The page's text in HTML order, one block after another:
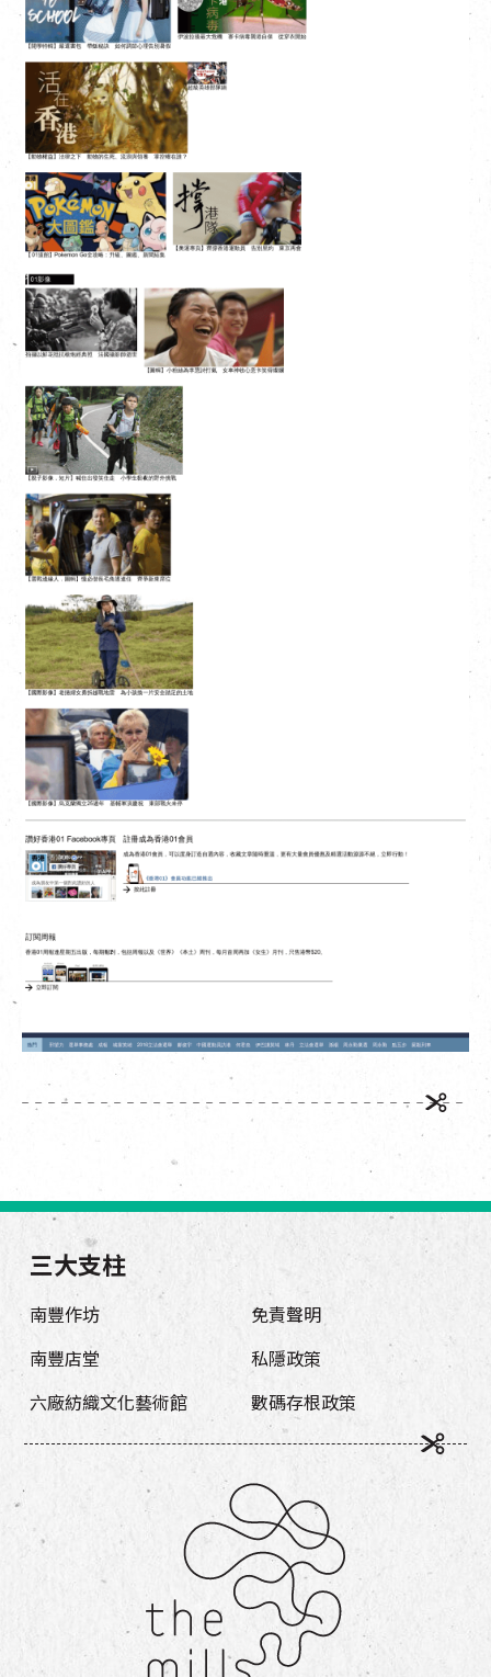
三大支柱
南豐作坊
南豐店堂
六廠紡織文化藝術館
免責聲明
私隱政策
數碼存根政策